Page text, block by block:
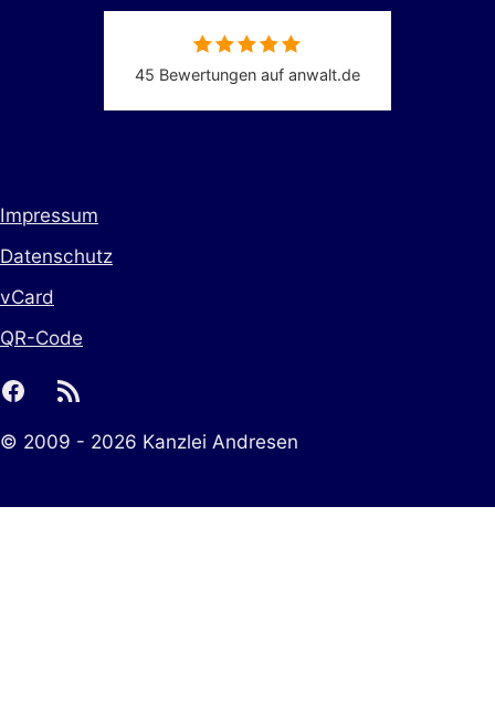
45 Bewertungen auf anwalt.de
© 2009 - 2026 Kanzlei Andresen
Impressum
Datenschutz
vCard
QR-Code
facebook